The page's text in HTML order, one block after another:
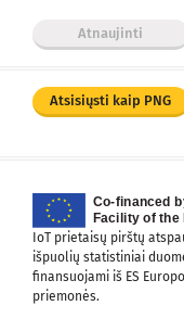
Atnaujinti
Atsisiųsti kaip PNG
IoT prietaisų pirštų
išpuolių statistiniai
finansuojami iš ES
priemonės.